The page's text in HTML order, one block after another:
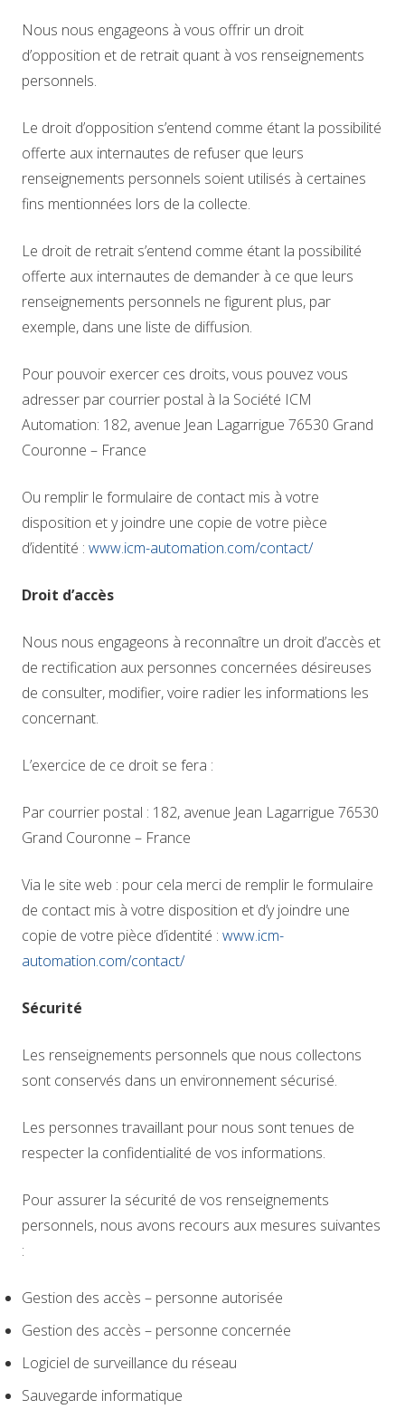
Nous nous engageons à vous offrir un droit
d’opposition et de retrait quant à vos renseignements
personnels.
Le droit d’opposition s’entend comme étant la possibilité
offerte aux internautes de refuser que leurs
renseignements personnels soient utilisés à certaines
fins mentionnées lors de la collecte.
Le droit de retrait s’entend comme étant la possibilité
offerte aux internautes de demander à ce que leurs
renseignements personnels ne figurent plus, par
exemple, dans une liste de diffusion.
Pour pouvoir exercer ces droits, vous pouvez vous
adresser par courrier postal à la Société ICM
Automation: 182, avenue Jean Lagarrigue 76530 Grand
Couronne – France
Ou remplir le formulaire de contact mis à votre
disposition et y joindre une copie de votre pièce
d’identité : www.icm-automation.com/contact/
Droit d’accès
Nous nous engageons à reconnaître un droit d’accès et
de rectification aux personnes concernées désireuses
de consulter, modifier, voire radier les informations les
concernant.
L’exercice de ce droit se fera :
Par courrier postal : 182, avenue Jean Lagarrigue 76530
Grand Couronne – France
Via le site web : pour cela merci de remplir le formulaire
de contact mis à votre disposition et d’y joindre une
copie de votre pièce d’identité : www.icm-
automation.com/contact/
Sécurité
Les renseignements personnels que nous collectons
sont conservés dans un environnement sécurisé.
Les personnes travaillant pour nous sont tenues de
respecter la confidentialité de vos informations.
Pour assurer la sécurité de vos renseignements
personnels, nous avons recours aux mesures suivantes
:
Gestion des accès – personne autorisée
Gestion des accès – personne concernée
Logiciel de surveillance du réseau
Sauvegarde informatique